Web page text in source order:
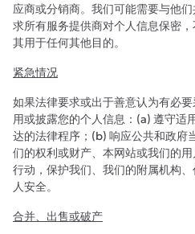
应商或分销商。我们可能需要与他
求所有服务提供商对个人信息保密
其用于任何其他目的。
紧急情况
如果法律要求或出于善意认为有必
用或披露您的个人信息：(a) 遵守适
达的法律程序；(b) 响应公共和政府
们的权利或财产、本网站或我们的
行动，保护我们、我们的附属机构
人安全。
合并、出售或破产